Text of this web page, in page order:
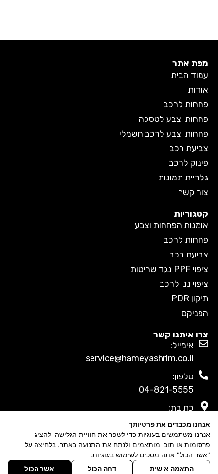
מפת אתר
עמוד הבית
אודות
פחחות לרכב
פחחות וצבע לטסלה
פחחות וצבע לרכב חשמלי
צביעת רכב
פינוק לרכב
גלריית תמונות
צור קשר
קטגוריות
אומנות הפחחות וצבע
פחחות לרכב
צביעת רכב
ציפוי PPF נגד שריטות
ציפוי ננו לרכב
תיקון PDR
הפניקס
צרו איתנו קשר
אימייל:
service@hameyashrim.co.il
טלפון:
04-821-5555
כתובת:
החרושת 14 נשר
אתכם גם ברשתות החברתיות
אנחנו מכבדים את פרטיותך
אנחנו משתמשים בעוגיות כדי לשפר את חוויית הגלישה, להציג
פרסומות או תוכן מותאמים ולנתח את התנועה באתר. בלחיצה על
"אשר הכול" אתה מסכים לשימוש בעוגיות.
התאמה אישית
דחה הכול אשר הכול